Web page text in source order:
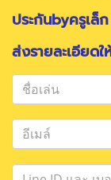
ประกันbyครูเล็
ส่งรายละเอียดใ